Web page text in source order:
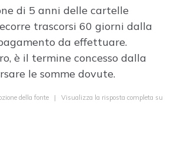
di 5 anni delle cartelle
trascorsi 60 giorni dalla
da effettuare.
è il termine concesso dalla
le somme dovute.
della fonte | Visualizza la risposta completa su